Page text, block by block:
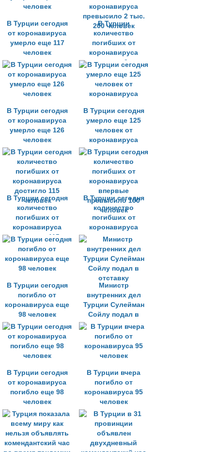
Курбан-байрама
В Турции сегодня
от коронавируса
умерло еще 117
человек
В Турции
количество
погибших от
коронавируса
превысило 2 тыс.
200 человек
В Турции сегодня
от коронавируса
умерло еще 126
человек
В Турции сегодня
умерло еще 125
человек от
коронавируса
В Турции сегодня
количество
погибших от
коронавируса
достигло 115
человек
В Турции сегодня
количество
погибших от
коронавируса
впервые
превысило 100
человек
В Турции сегодня
погибло от
коронавируса еще
98 человек
Министр
внутренних дел
Турции Сулейман
Сойлу подал в
отставку
В Турции сегодня
от коронавируса
погибло еще 98
человек
В Турции вчера
погибло от
коронавируса 95
человек